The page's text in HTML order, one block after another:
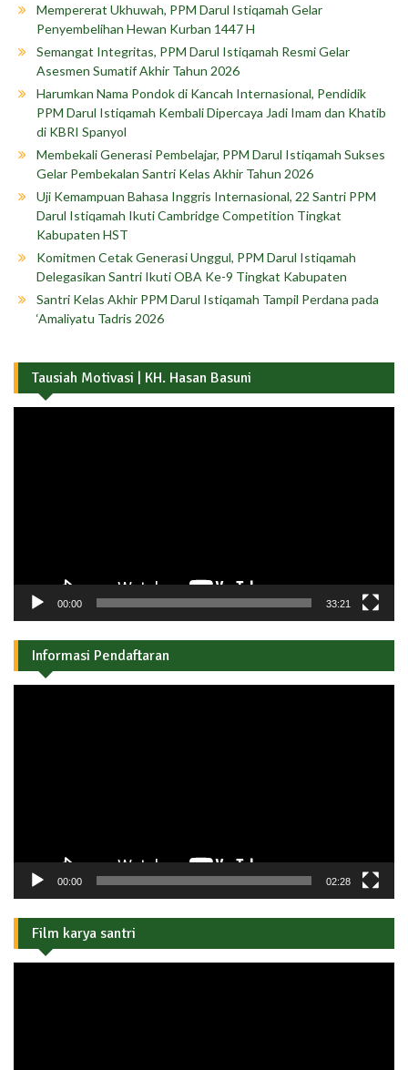
Mempererat Ukhuwah, PPM Darul Istiqamah Gelar
Penyembelihan Hewan Kurban 1447 H
Semangat Integritas, PPM Darul Istiqamah Resmi Gelar
Asesmen Sumatif Akhir Tahun 2026
Harumkan Nama Pondok di Kancah Internasional, Pendidik
PPM Darul Istiqamah Kembali Dipercaya Jadi Imam dan Khatib
di KBRI Spanyol
Membekali Generasi Pembelajar, PPM Darul Istiqamah Sukses
Gelar Pembekalan Santri Kelas Akhir Tahun 2026
Uji Kemampuan Bahasa Inggris Internasional, 22 Santri PPM
Darul Istiqamah Ikuti Cambridge Competition Tingkat
Kabupaten HST
Komitmen Cetak Generasi Unggul, PPM Darul Istiqamah
Delegasikan Santri Ikuti OBA Ke-9 Tingkat Kabupaten
Santri Kelas Akhir PPM Darul Istiqamah Tampil Perdana pada
‘Amaliyatu Tadris 2026
Tausiah Motivasi | KH. Hasan Basuni
00:00 33:21
Informasi Pendaftaran
00:00 02:28
Film karya santri